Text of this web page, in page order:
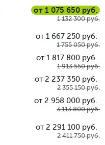
от 1 075 650 руб.
1 132 300 руб.
от 1 667 250 руб.
1 755 050 руб.
от 1 817 800 руб.
1 913 550 руб.
от 2 237 350 руб.
2 355 150 руб.
от 2 958 000 руб.
3 113 800 руб.
от 2 291 100 руб.
2 411 750 руб.